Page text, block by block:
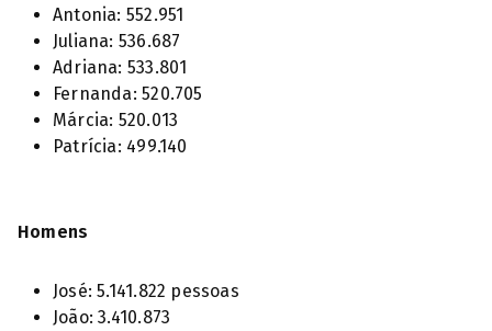
Antonia: 552.951
Juliana: 536.687
Adriana: 533.801
Fernanda: 520.705
Márcia: 520.013
Patrícia: 499.140
Homens
José: 5.141.822 pessoas
João: 3.410.873